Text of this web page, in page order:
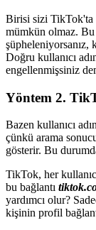
Birisi sizi TikTok'ta
mümkün olmaz.
şüpheleniyorsanız,
Doğru kullanıcı
engellenmişsiniz
Yöntem 2.
Bazen kullanıcı
çünkü arama
gösterir. Bu
TikTok, her
bu bağlantı
yardımcı olur?
kişinin profil